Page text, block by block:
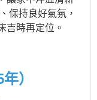
保持良好氣氛，
吉時再定位。
）